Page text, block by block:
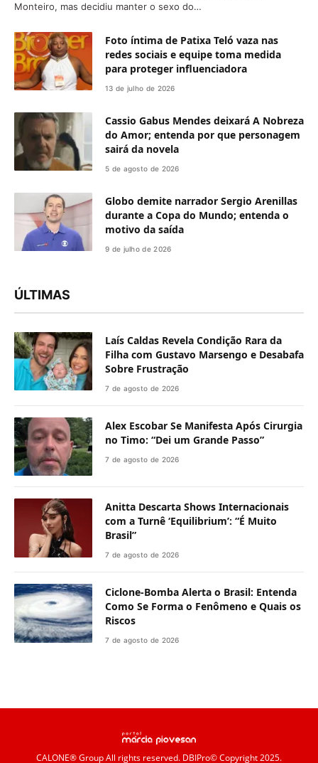
Monteiro, mas decidiu manter o sexo do…
Foto íntima de Patixa Teló vaza nas
redes sociais e equipe toma medida
para proteger influenciadora
13 de julho de 2026
Cassio Gabus Mendes deixará A Nobreza
do Amor; entenda por que personagem
sairá da novela
5 de agosto de 2026
Globo demite narrador Sergio Arenillas
durante a Copa do Mundo; entenda o
motivo da saída
9 de julho de 2026
ÚLTIMAS
Laís Caldas Revela Condição Rara da
Filha com Gustavo Marsengo e Desabafa
Sobre Frustração
7 de agosto de 2026
Alex Escobar Se Manifesta Após Cirurgia
no Timo: “Dei um Grande Passo”
7 de agosto de 2026
Anitta Descarta Shows Internacionais
com a Turnê ‘Equilibrium’: “É Muito
Brasil”
7 de agosto de 2026
Ciclone-Bomba Alerta o Brasil: Entenda
Como Se Forma o Fenômeno e Quais os
Riscos
7 de agosto de 2026
CALONE® GroupAll rights reserved. DBIPro© Copyright 2025.